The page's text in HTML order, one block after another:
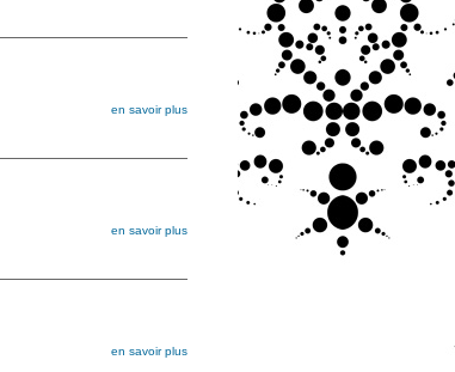
en savoir plus
en savoir plus
en savoir plus